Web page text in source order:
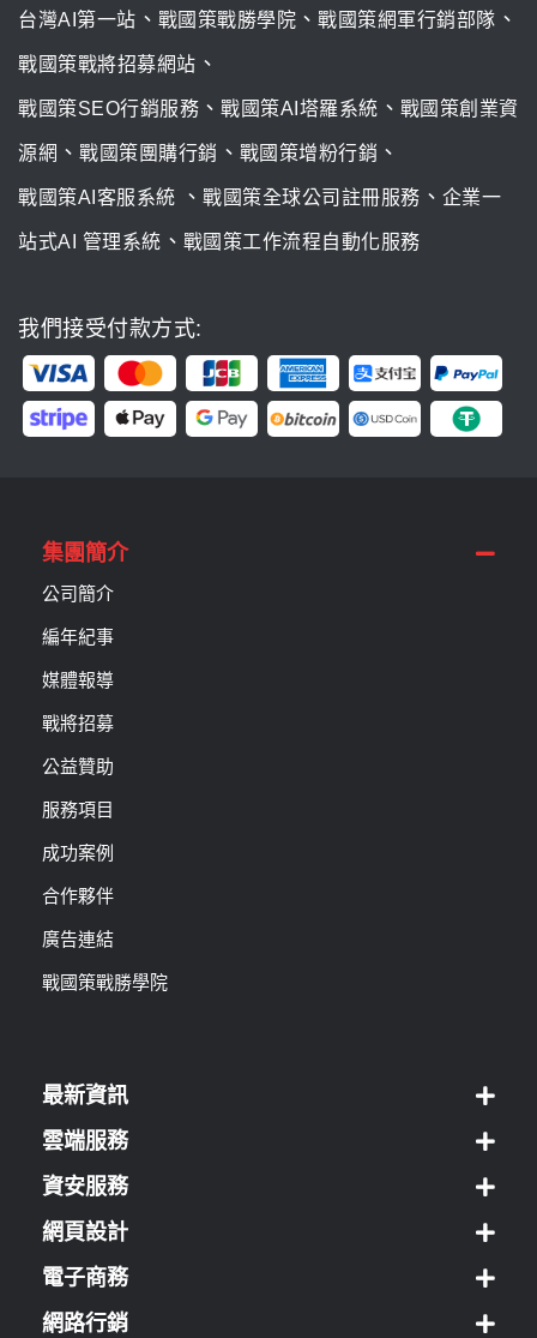
台灣AI第一站 、 戰國策戰勝學院 、 戰國策網軍行銷部隊 、
戰國策戰將招募網站 、
戰國策SEO行銷服務 、 戰國策AI塔羅系統 、 戰國策創業資
源網 、 戰國策團購行銷 、 戰國策增粉行銷 、
戰國策AI客服系統 、 戰國策全球公司註冊服務 、 企業一
站式AI 管理系統 、 戰國策工作流程自動化服務
我們接受付款方式:
集團簡介
公司簡介
編年紀事
媒體報導
戰將招募
公益贊助
服務項目
成功案例
合作夥伴
廣告連結
戰國策戰勝學院
最新資訊
雲端服務
資安服務
網頁設計
電子商務
網路行銷